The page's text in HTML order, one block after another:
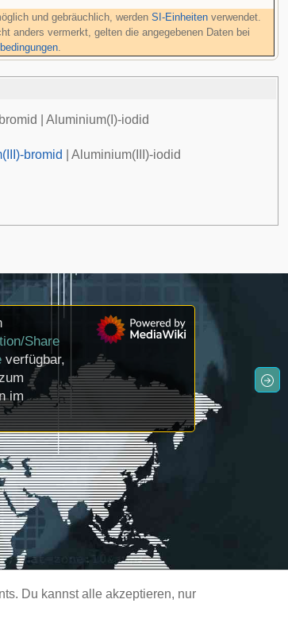
Du kannst alle akzeptieren, nur
und gebräuchlich, werden SI-Einheiten verwendet.
anders vermerkt, gelten die angegebenen Daten bei
.
Aluminium(I)-iodid
bromid Aluminium(III)-iodid
Share
verfügbar,
im